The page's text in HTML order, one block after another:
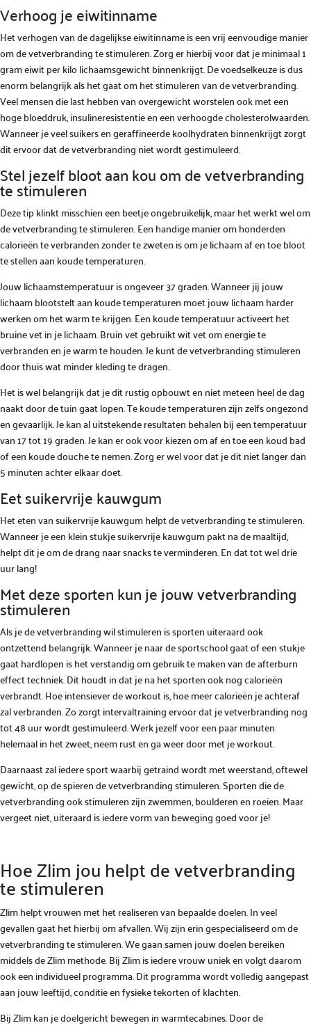
Verhoog je eiwitinname
Het verhogen van de dagelijkse eiwitinname is een vrij eenvoudige manier
om de vetverbranding te stimuleren. Zorg er hierbij voor dat je minimaal 1
gram eiwit per kilo lichaamsgewicht binnenkrijgt. De voedselkeuze is dus
enorm belangrijk als het gaat om het stimuleren van de vetverbranding.
Veel mensen die last hebben van overgewicht worstelen ook met een
hoge bloeddruk, insulineresistentie en een verhoogde cholesterolwaarden.
Wanneer je veel suikers en geraffineerde koolhydraten binnenkrijgt zorgt
dit ervoor dat de vetverbranding niet wordt gestimuleerd.
Stel jezelf bloot aan kou om de vetverbranding
te stimuleren
Deze tip klinkt misschien een beetje ongebruikelijk, maar het werkt wel om
de vetverbranding te stimuleren. Een handige manier om honderden
calorieën te verbranden zonder te zweten is om je lichaam af en toe bloot
te stellen aan koude temperaturen.
Jouw lichaamstemperatuur is ongeveer 37 graden. Wanneer jij jouw
lichaam blootstelt aan koude temperaturen moet jouw lichaam harder
werken om het warm te krijgen. Een koude temperatuur activeert het
bruine vet in je lichaam. Bruin vet gebruikt wit vet om energie te
verbranden en je warm te houden. Je kunt de vetverbranding stimuleren
door thuis wat minder kleding te dragen.
Het is wel belangrijk dat je dit rustig opbouwt en niet meteen heel de dag
naakt door de tuin gaat lopen. Te koude temperaturen zijn zelfs ongezond
en gevaarlijk. Je kan al uitstekende resultaten behalen bij een temperatuur
van 17 tot 19 graden. Je kan er ook voor kiezen om af en toe een koud bad
of een koude douche te nemen. Zorg er wel voor dat je dit niet langer dan
5 minuten achter elkaar doet.
Eet suikervrije kauwgum
Het eten van suikervrije kauwgum helpt de vetverbranding te stimuleren.
Wanneer je een klein stukje suikervrije kauwgum pakt na de maaltijd,
helpt dit je om de drang naar snacks te verminderen. En dat tot wel drie
uur lang!
Met deze sporten kun je jouw vetverbranding
stimuleren
Als je de vetverbranding wil stimuleren is sporten uiteraard ook
ontzettend belangrijk. Wanneer je naar de sportschool gaat of een stukje
gaat hardlopen is het verstandig om gebruik te maken van de afterburn
effect techniek. Dit houdt in dat je na het sporten ook nog calorieën
verbrandt. Hoe intensiever de workout is, hoe meer calorieën je achteraf
zal verbranden. Zo zorgt intervaltraining ervoor dat je vetverbranding nog
tot 48 uur wordt gestimuleerd. Werk jezelf voor een paar minuten
helemaal in het zweet, neem rust en ga weer door met je workout.
Daarnaast zal iedere sport waarbij getraind wordt met weerstand, oftewel
gewicht, op de spieren de vetverbranding stimuleren. Sporten die de
vetverbranding ook stimuleren zijn zwemmen, boulderen en roeien. Maar
vergeet niet, uiteraard is iedere vorm van beweging goed voor je!
Hoe Zlim jou helpt de vetverbranding
te stimuleren
Zlim helpt vrouwen met het realiseren van bepaalde doelen. In veel
gevallen gaat het hierbij om afvallen. Wij zijn erin gespecialiseerd om de
vetverbranding te stimuleren. We gaan samen jouw doelen bereiken
middels de Zlim methode. Bij Zlim is iedere vrouw uniek en volgt daarom
ook een individueel programma. Dit programma wordt volledig aangepast
aan jouw leeftijd, conditie en fysieke tekorten of klachten.
Bij Zlim kan je doelgericht bewegen in warmtecabines. Door de